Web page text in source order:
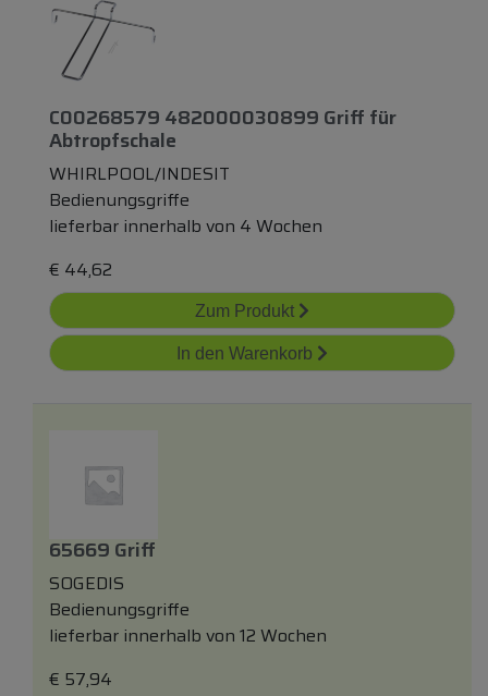
C00268579 482000030899 Griff für
Abtropfschale
WHIRLPOOL/INDESIT
Bedienungsgriffe
lieferbar innerhalb von 4 Wochen
€ 44,62
Zum Produkt
In den Warenkorb
65669 Griff
SOGEDIS
Bedienungsgriffe
lieferbar innerhalb von 12 Wochen
€ 57,94